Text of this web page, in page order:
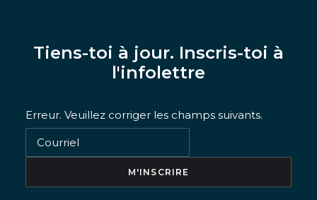
Tiens-toi à jour. Inscris-toi à
l'infolettre
Erreur. Veuillez corriger les champs suivants.